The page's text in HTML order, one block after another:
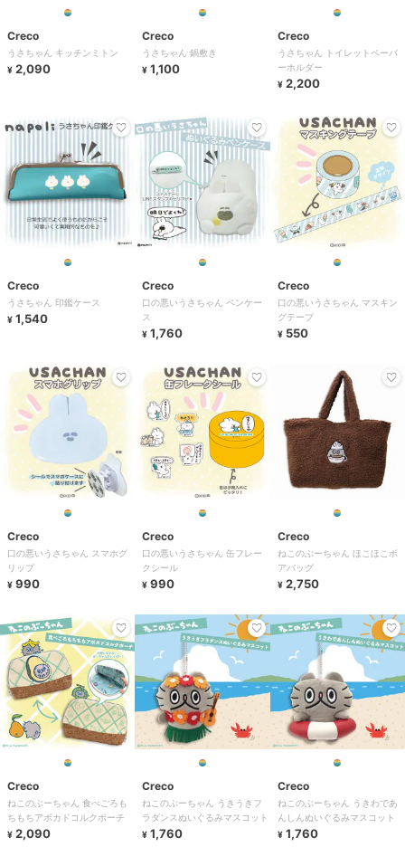
Creco
うさちゃん キッチンミトン
¥ 2,090
Creco
うさちゃん 鍋敷き
¥ 1,100
Creco
うさちゃん トイレットペーパ
ーホルダー
¥ 2,200
Creco
うさちゃん 印鑑ケース
¥ 1,540
Creco
口の悪いうさちゃん ペンケー
ス
¥ 1,760
Creco
口の悪いうさちゃん マスキン
グテープ
¥ 550
Creco
口の悪いうさちゃん スマホグ
リップ
¥ 990
Creco
口の悪いうさちゃん 缶フレー
クシール
¥ 990
Creco
ねこのぶーちゃん ほこほこボ
アバッグ
¥ 2,750
Creco
ねこのぶーちゃん 食べごろも
ちもちアボカドコルクポーチ
¥ 2,090
Creco
ねこのぶーちゃん うきうきフ
ラダンスぬいぐるみマスコット
¥ 1,760
Creco
ねこのぶーちゃん うきわであ
んしんぬいぐるみマスコット
¥ 1,760